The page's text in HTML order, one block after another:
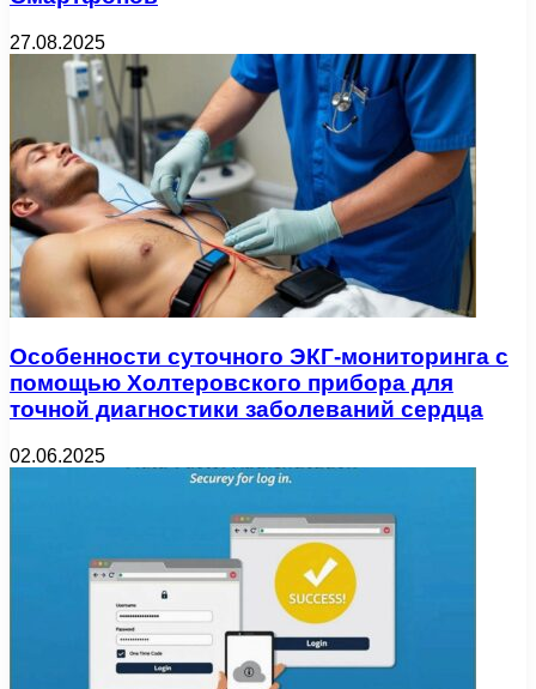
27.08.2025
Особенности суточного ЭКГ-мониторинга с
помощью Холтеровского прибора для
точной диагностики заболеваний сердца
02.06.2025